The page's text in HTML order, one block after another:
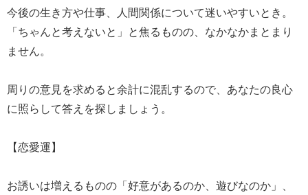
今後の生き方や仕事、人間関係について迷いやすいとき。
「ちゃんと考えないと」と焦るものの、なかなかまとまり
ません。
周りの意見を求めると余計に混乱するので、あなたの良心
に照らして答えを探しましょう。
【恋愛運】
お誘いは増えるものの「好意があるのか、遊びなのか」、